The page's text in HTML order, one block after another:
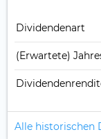
Dividendenart
(Erwartete)
Alle historischen